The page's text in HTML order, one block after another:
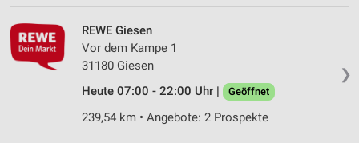
❯
REWE Giesen
Vor dem Kampe 1
31180 Giesen
Heute 07:00 - 22:00 Uhr |
Geöffnet
239,54 km • Angebote: 2 Prospekte